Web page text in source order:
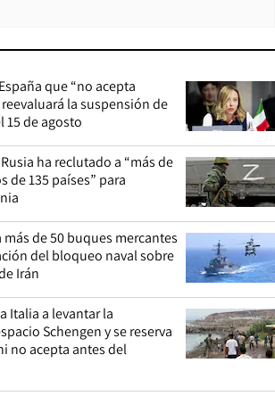
que “no acepta
la suspensión de
15 de agosto
ha reclutado a “más de
de 135 países” para
más de 50 buques mercantes
del bloqueo naval sobre
Irán
Italia a levantar la
Schengen y se reserva
no acepta antes del